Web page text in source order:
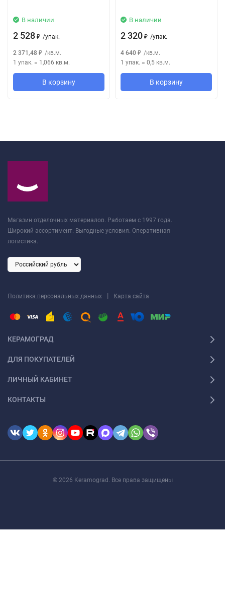
В наличии
2 528 ₽ /упак.
2 371,48 ₽ /кв.м.
1 упак. = 1,066 кв.м.
В корзину
В наличии
2 320 ₽ /упак.
4 640 ₽ /кв.м.
1 упак. = 0,5 кв.м.
В корзину
Магазин отделочных материалов. Работаем с 1997 года.
Широкий ассортимент. Выгодные условия. Оперативная
логистика.
Политика персональных данных | Карта сайта
КЕРАМОГРАД
ДЛЯ ПОКУПАТЕЛЕЙ
ЛИЧНЫЙ КАБИНЕТ
КОНТАКТЫ
© 2026 Keramograd. Все права защищены